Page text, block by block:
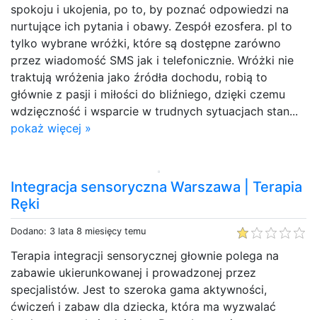
spokoju i ukojenia, po to, by poznać odpowiedzi na
nurtujące ich pytania i obawy. Zespół ezosfera. pl to
tylko wybrane wróżki, które są dostępne zarówno
przez wiadomość SMS jak i telefonicznie. Wróżki nie
traktują wróżenia jako źródła dochodu, robią to
głównie z pasji i miłości do bliźniego, dzięki czemu
wdzięczność i wsparcie w trudnych sytuacjach stan...
pokaż więcej »
Integracja sensoryczna Warszawa | Terapia
Ręki
Dodano: 3 lata 8 miesięcy temu
Terapia integracji sensorycznej głownie polega na
zabawie ukierunkowanej i prowadzonej przez
specjalistów. Jest to szeroka gama aktywności,
ćwiczeń i zabaw dla dziecka, która ma wyzwalać